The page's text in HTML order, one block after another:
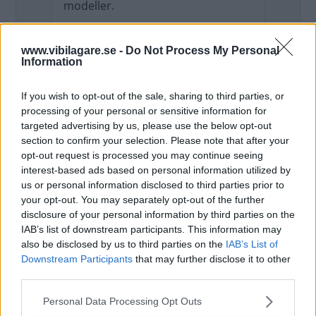
www.vibilagare.se - Do Not Process My Personal
Information
If you wish to opt-out of the sale, sharing to third parties, or
processing of your personal or sensitive information for
targeted advertising by us, please use the below opt-out
section to confirm your selection. Please note that after your
opt-out request is processed you may continue seeing
interest-based ads based on personal information utilized by
us or personal information disclosed to third parties prior to
your opt-out. You may separately opt-out of the further
disclosure of your personal information by third parties on the
IAB’s list of downstream participants. This information may
also be disclosed by us to third parties on the IAB’s List of
Downstream Participants that may further disclose it to other
Please note that this website/app uses one or more Google
Personal Data Processing Opt Outs
modeller.
Svårt att tro att befintliga bilar måste
Uppdaterat: 2026-02-18 17:53
L. Mäkinen
Det är väl bara gamla modeller som
måste uppdateras, inte gamla bilar som
ska byggas om.
Uppdaterat: 2026-02-18 18:08
Befintliga modeller som fortfarande ska